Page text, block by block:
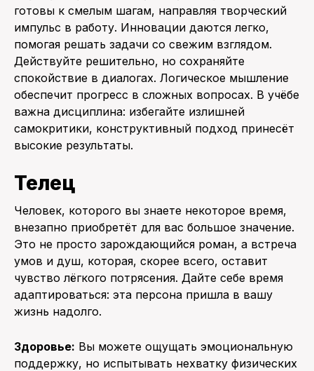
готовы к смелым шагам, направляя творческий
импульс в работу. Инновации даются легко,
помогая решать задачи со свежим взглядом.
Действуйте решительно, но сохраняйте
спокойствие в диалогах. Логическое мышление
обеспечит прогресс в сложных вопросах. В учёбе
важна дисциплина: избегайте излишней
самокритики, конструктивный подход принесёт
высокие результаты.
Телец
Человек, которого вы знаете некоторое время,
внезапно приобретёт для вас большое значение.
Это не просто зарождающийся роман, а встреча
умов и душ, которая, скорее всего, оставит
чувство лёгкого потрясения. Дайте себе время
адаптироваться: эта персона пришла в вашу
жизнь надолго.
Здоровье: Вы можете ощущать эмоциональную
поддержку, но испытывать нехватку физических